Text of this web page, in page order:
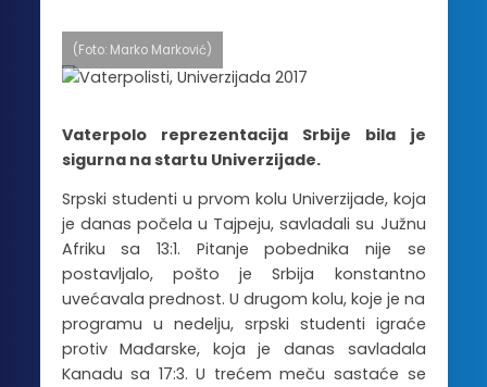
(Foto: Marko Marković)
Vaterpolo reprezentacija Srbije bila je
sigurna na startu Univerzijade.
Srpski studenti u prvom kolu Univerzijade, koja
je danas počela u Tajpeju, savladali su Južnu
Afriku sa 13:1. Pitanje pobednika nije se
postavljalo, pošto je Srbija konstantno
uvećavala prednost. U drugom kolu, koje je na
programu u nedelju, srpski studenti igraće
protiv Mađarske, koja je danas savladala
Kanadu sa 17:3. U trećem meču sastaće se